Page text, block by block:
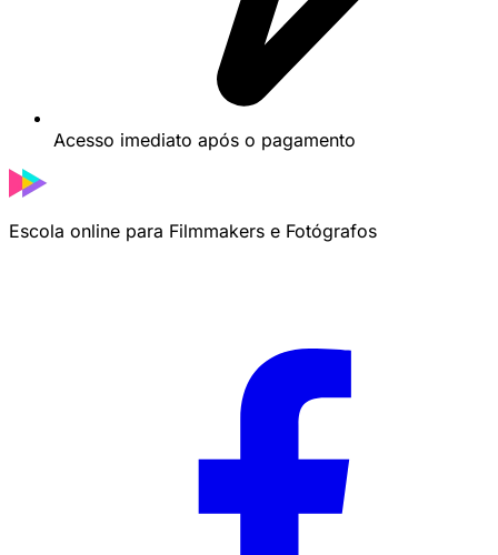
Acesso imediato após o pagamento
Escola online para Filmmakers e Fotógrafos